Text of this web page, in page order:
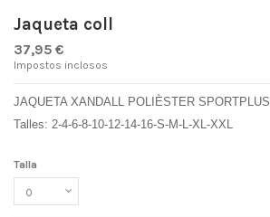
Jaqueta coll
37,95 €
Impostos inclosos
JAQUETA XANDALL POLIÈSTER SPORTPLUS.
Talles: 2-4-6-8-10-12-14-16-S-M-L-XL-XXL
Talla